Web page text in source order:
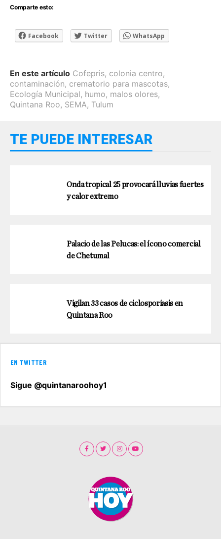
Comparte esto:
Facebook Twitter WhatsApp
En este artículo Cofepris, colonia centro,
contaminación, crematorio para mascotas,
Ecología Municipal, humo, malos olores,
Quintana Roo, SEMA, Tulum
TE PUEDE INTERESAR
Onda tropical 25 provocará lluvias fuertes
y calor extremo
Palacio de las Pelucas: el ícono comercial
de Chetumal
Vigilan 33 casos de ciclosporiasis en
Quintana Roo
EN TWITTER
Sigue @quintanaroohoy1